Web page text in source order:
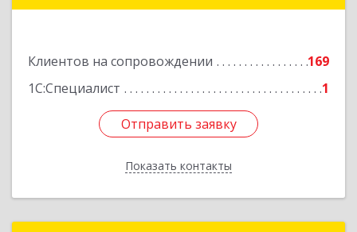
Клиентов на сопровождении
169
1С:Специалист
1
Отправить заявку
Показать контакты
Подробнее
Отправить заявку
Назад